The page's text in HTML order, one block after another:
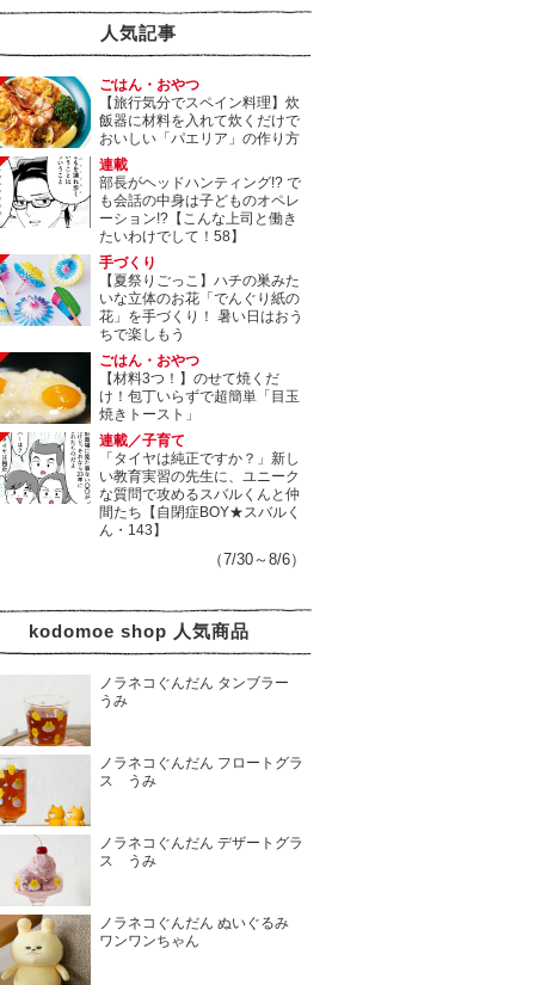
人気記事
ごはん・おやつ
【旅行気分でスペイン料理】炊
飯器に材料を入れて炊くだけで
おいしい「パエリア」の作り方
連載
部長がヘッドハンティング!? で
も会話の中身は子どものオペレ
ーション!?【こんな上司と働き
たいわけでして！58】
手づくり
【夏祭りごっこ】ハチの巣みた
いな立体のお花「でんぐり紙の
花」を手づくり！ 暑い日はおう
ちで楽しもう
ごはん・おやつ
【材料3つ！】のせて焼くだ
け！包丁いらずで超簡単「目玉
焼きトースト」
連載／子育て
「タイヤは純正ですか？」新し
い教育実習の先生に、ユニーク
な質問で攻めるスバルくんと仲
間たち【自閉症BOY★スバルく
ん・143】
（7/30～8/6）
kodomoe shop 人気商品
ノラネコぐんだん タンブラー
うみ
ノラネコぐんだん フロートグラ
ス うみ
ノラネコぐんだん デザートグラ
ス うみ
ノラネコぐんだん ぬいぐるみ
ワンワンちゃん